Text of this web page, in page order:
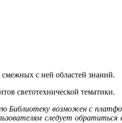
с ней областей знаний.
светотехнической тематики.
Библиотеку возможен с
следует обратиться